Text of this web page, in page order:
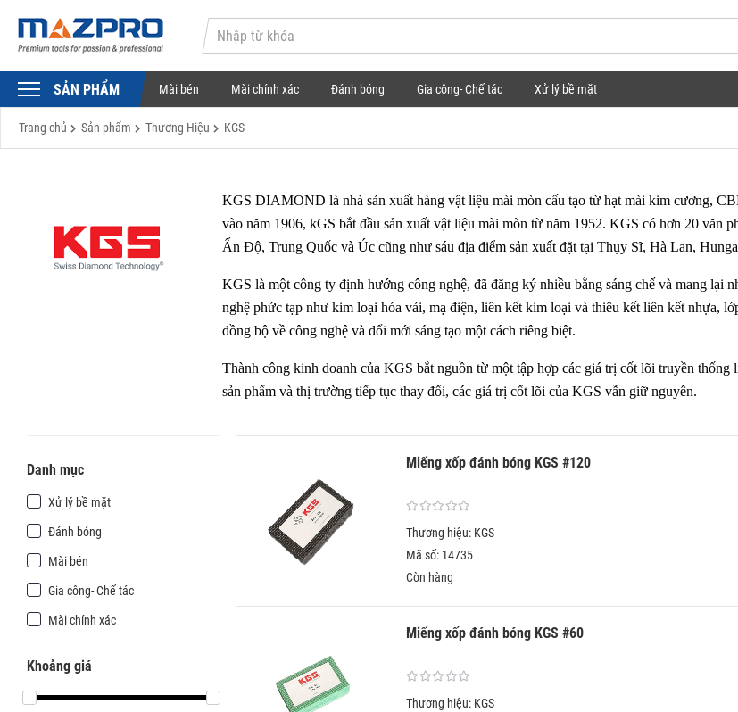
SẢN PHẨM Mài bén Mài chính xác Đánh bóng Gia công- Chế tác Xử lý bề mặt
Trang chủ Sản phẩm Thương Hiệu KGS
KGS DIAMOND là nhà sản xuất hàng vật liệu mài mòn cấu tạo từ hạt mài kim cương,
vào năm 1906, kGS bắt đầu sản xuất vật liệu mài mòn từ năm 1952. KGS có hơn 20
Ấn Độ, Trung Quốc và Úc cũng như sáu địa điểm sản xuất đặt tại Thụy Sĩ, Hà Lan,
KGS là một công ty định hướng công nghệ, đã đăng ký nhiều bằng sáng chế và mang lại
nghệ phức tạp như kim loại hóa vải, mạ điện, liên kết kim loại và thiêu kết liên kết nhựa,
đồng bộ về công nghệ và đổi mới sáng tạo một cách riêng biệt.
Thành công kinh doanh của KGS bắt nguồn từ một tập hợp các giá trị cốt lõi truyền
sản phẩm và thị trường tiếp tục thay đổi, các giá trị cốt lõi của KGS vẫn giữ nguyên.
Danh mục
Xử lý bề mặt
Đánh bóng
Mài bén
Gia công- Chế tác
Mài chính xác
Khoảng giá
Miếng xốp đánh bóng KGS #120
Thương hiệu: KGS
Mã số: 14735
Còn hàng
Miếng xốp đánh bóng KGS #60
Thương hiệu: KGS